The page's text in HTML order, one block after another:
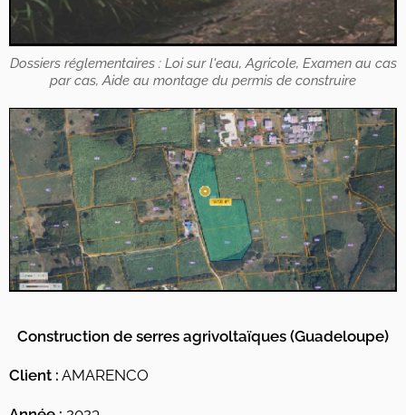
Dossiers réglementaires : Loi sur l'eau, Agricole, Examen au cas
par cas, Aide au montage du permis de construire
Construction de serres agrivoltaïques (Guadeloupe)
Client : AMARENCO